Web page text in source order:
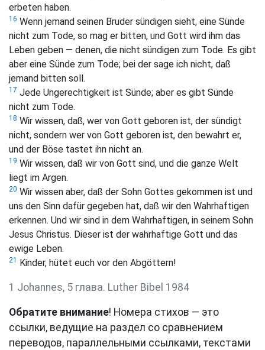
erbeten haben.
16 Wenn jemand seinen Bruder sündigen sieht, eine Sünde
nicht zum Tode, so mag er bitten, und Gott wird ihm das
Leben geben — denen, die nicht sündigen zum Tode. Es gibt
aber eine Sünde zum Tode; bei der sage ich nicht, daß
jemand bitten soll.
17 Jede Ungerechtigkeit ist Sünde; aber es gibt Sünde
nicht zum Tode.
18 Wir wissen, daß, wer von Gott geboren ist, der sündigt
nicht, sondern wer von Gott geboren ist, den bewahrt er,
und der Böse tastet ihn nicht an.
19 Wir wissen, daß wir von Gott sind, und die ganze Welt
liegt im Argen.
20 Wir wissen aber, daß der Sohn Gottes gekommen ist und
uns den Sinn dafür gegeben hat, daß wir den Wahrhaftigen
erkennen. Und wir sind in dem Wahrhaftigen, in seinem Sohn
Jesus Christus. Dieser ist der wahrhaftige Gott und das
ewige Leben.
21 Kinder, hütet euch vor den Abgöttern!
1 Johannes, 5 глава. Luther Bibel 1984
Обратите внимание! Номера стихов — это
ссылки, ведущие на раздел со сравнением
переводов, параллельными ссылками, текстами